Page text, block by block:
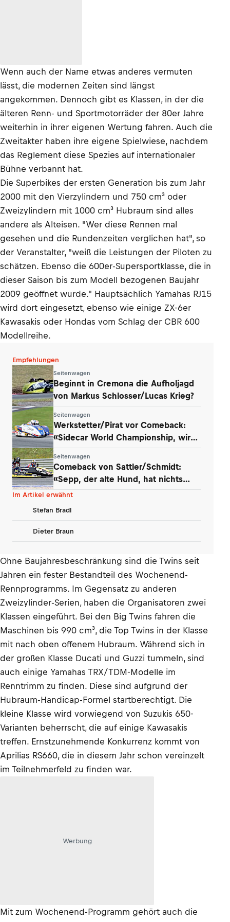
Wenn auch der Name etwas anderes vermuten
lässt, die modernen Zeiten sind längst
angekommen. Dennoch gibt es Klassen, in der die
älteren Renn- und Sportmotorräder der 80er Jahre
weiterhin in ihrer eigenen Wertung fahren. Auch die
Zweitakter haben ihre eigene Spielwiese, nachdem
das Reglement diese Spezies auf internationaler
Bühne verbannt hat.
Die Superbikes der ersten Generation bis zum Jahr
2000 mit den Vierzylindern und 750 cm³ oder
Zweizylindern mit 1000 cm³ Hubraum sind alles
andere als Alteisen. "Wer diese Rennen mal
gesehen und die Rundenzeiten verglichen hat", so
der Veranstalter, "weiß die Leistungen der Piloten zu
schätzen. Ebenso die 600er-Supersportklasse, die in
dieser Saison bis zum Modell bezogenen Baujahr
2009 geöffnet wurde." Hauptsächlich Yamahas RJ15
wird dort eingesetzt, ebenso wie einige ZX-6er
Kawasakis oder Hondas vom Schlag der CBR 600
Modellreihe.
Empfehlungen
Seitenwagen
Beginnt in Cremona die Aufholjagd
von Markus Schlosser/Lucas Krieg?
Seitenwagen
Werkstetter/Pirat vor Comeback:
«Sidecar World Championship, wir
Seitenwagen
Comeback von Sattler/Schmidt:
«Sepp, der alte Hund, hat nichts
verlernt»
Im Artikel erwähnt
Stefan Bradl
Dieter Braun
Ohne Baujahresbeschränkung sind die Twins seit
Jahren ein fester Bestandteil des Wochenend-
Rennprogramms. Im Gegensatz zu anderen
Zweizylinder-Serien, haben die Organisatoren zwei
Klassen eingeführt. Bei den Big Twins fahren die
Maschinen bis 990 cm³, die Top Twins in der Klasse
mit nach oben offenem Hubraum. Während sich in
der großen Klasse Ducati und Guzzi tummeln, sind
auch einige Yamahas TRX/TDM-Modelle im
Renntrimm zu finden. Diese sind aufgrund der
Hubraum-Handicap-Formel startberechtigt. Die
kleine Klasse wird vorwiegend von Suzukis 650-
Varianten beherrscht, die auf einige Kawasakis
treffen. Ernstzunehmende Konkurrenz kommt von
Aprilias RS660, die in diesem Jahr schon vereinzelt
im Teilnehmerfeld zu finden war.
Werbung
Mit zum Wochenend-Programm gehört auch die